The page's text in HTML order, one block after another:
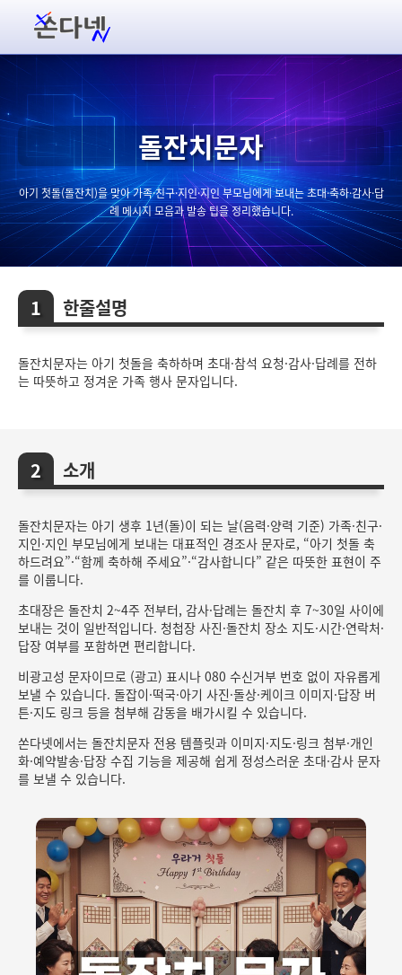
돌잔치문자
아기 첫돌(돌잔치)을 맞아 가족·친구·지인·지인 부모님에게 보내는 초대·축하·감사·답
례 메시지 모음과 발송 팁을 정리했습니다.
한줄설명
돌잔치문자는 아기 첫돌을 축하하며 초대·참석 요청·감사·답례를 전하
는 따뜻하고 정겨운 가족 행사 문자입니다.
소개
돌잔치문자는 아기 생후 1년(돌)이 되는 날(음력·양력 기준) 가족·친구·
지인·지인 부모님에게 보내는 대표적인 경조사 문자로, “아기 첫돌 축
하드려요”·“함께 축하해 주세요”·“감사합니다” 같은 따뜻한 표현이 주
를 이룹니다.
초대장은 돌잔치 2~4주 전부터, 감사·답례는 돌잔치 후 7~30일 사이에
보내는 것이 일반적입니다. 청첩장 사진·돌잔치 장소 지도·시간·연락처·
답장 여부를 포함하면 편리합니다.
비광고성 문자이므로 (광고) 표시나 080 수신거부 번호 없이 자유롭게
보낼 수 있습니다. 돌잡이·떡국·아기 사진·돌상·케이크 이미지·답장 버
튼·지도 링크 등을 첨부해 감동을 배가시킬 수 있습니다.
쏜다넷에서는 돌잔치문자 전용 템플릿과 이미지·지도·링크 첨부·개인
화·예약발송·답장 수집 기능을 제공해 쉽게 정성스러운 초대·감사 문자
를 보낼 수 있습니다.